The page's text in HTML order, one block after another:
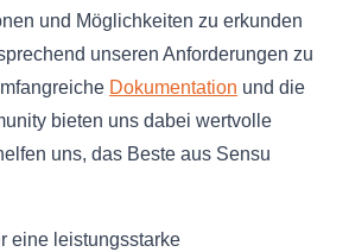
und Möglichkeiten zu erkunden
unseren Anforderungen zu
Dokumentation und die
bieten uns dabei wertvolle
uns, das Beste aus Sensu
eine leistungsstarke